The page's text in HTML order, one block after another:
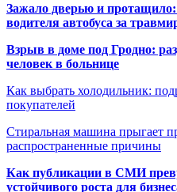
Зажало дверью и
водителя автобуса за
Взрыв в доме под Гродно:
человек в больнице
Как выбрать холодильник:
покупателей
Стиральная машина прыгает
распространенные причины
Как публикации в СМИ
устойчивого роста для